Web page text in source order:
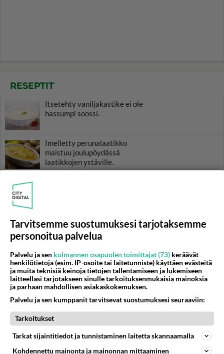
RESEPTIT
Itsetehty vaniljakastike ei ole
hassumpi soossi.
Imelletty perunalaatikko
maistuu joulupöydässä
laatikkojen ystäville.
Puolukkapiirakka maistuu
heillekin, jotka eivät niin kovin
välitä puolukasta.
Spaghetti bolognese -
klassikkoruoka Italiasta.
Mammia mia, mikä herkku!
HOROSKOOPPI
8.8.2026
Tarvitsemme suostumuksesi tarjotaksemme
personoitua palvelua
Palvelu ja sen kolmannen osapuolen toimittajat (73) keräävät
henkilötietoja (esim. IP-osoite tai laitetunniste) käyttäen evästeitä
ja muita teknisiä keinoja tietojen tallentamiseen ja lukemiseen
laitteellasi tarjotakseen sinulle tarkoituksenmukaisia mainoksia
ja parhaan mahdollisen asiakaskokemuksen.
Palvelu ja sen kumppanit tarvitsevat suostumuksesi seuraaviin:
Tarkoitukset
Tarkat sijaintitiedot ja tunnistaminen laitetta skannaamalla
Kohdennettu mainonta ja mainonnan mittaaminen